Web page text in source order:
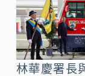
林華慶署長